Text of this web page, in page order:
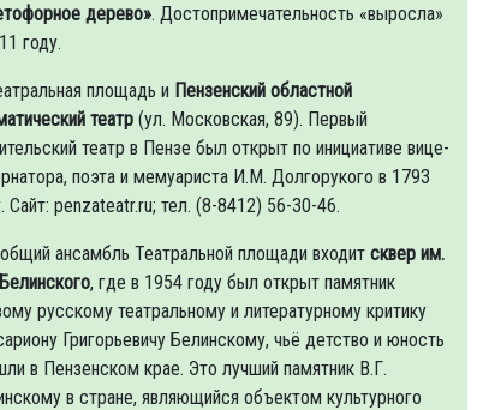
дерево». Достопримечательность «выросла»
году.
площадь и Пензенский областной
театр (ул. Московская, 89). Первый
театр в Пензе был открыт по инициативе вице-
поэта и мемуариста И.М. Долгорукого в 1793
Сайт: penzateatr.ru; тел. (8-8412) 56-30-46.
ансамбль Театральной площади входит сквер им.
, где в 1954 году был открыт памятник
русскому театральному и литературному критику
Григорьевичу Белинскому, чьё детство и юность
в Пензенском крае. Это лучший памятник В.Г.
в стране, являющийся объектом культурного